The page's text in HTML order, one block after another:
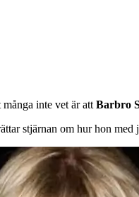
inte vet är att Barbro
stjärnan om hur hon